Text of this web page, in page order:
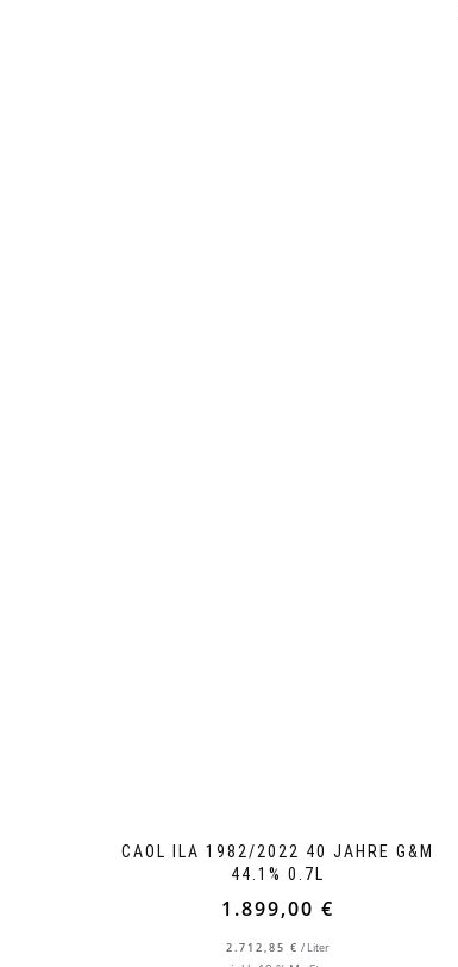
CAOL ILA 1982/2022 40 JAHRE G&M
44.1% 0.7L
1.899,00 €
2.712,85 € / Liter